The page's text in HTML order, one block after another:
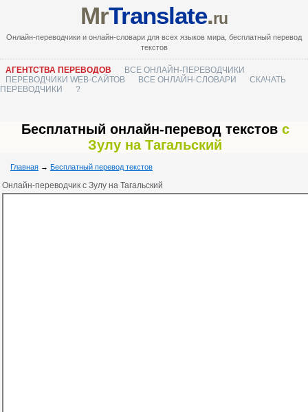
MrTranslate.ru
Онлайн-переводчики и онлайн-словари для всех языков мира, бесплатный перевод
текстов
АГЕНТСТВА ПЕРЕВОДОВ
ВСЕ ОНЛАЙН-ПЕРЕВОДЧИКИ
ПЕРЕВОДЧИКИ WEB-САЙТОВ
ВСЕ ОНЛАЙН-СЛОВАРИ
СКАЧАТЬ
ПЕРЕВОДЧИКИ
?
Бесплатный онлайн-перевод текстов с
Зулу на Тагальский
Главная → Бесплатный перевод текстов
Онлайн-переводчик с Зулу на Тагальский